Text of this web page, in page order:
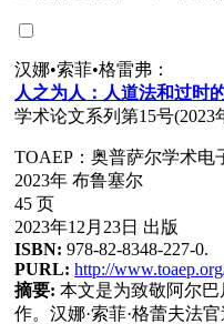
汉娜•索菲•格雷弗：
人之为人：人道法和过时
学术论文系列第15号(2023
TOAEP：奥普萨尔学术电
2023年 布鲁塞尔
45 页
2023年12月23日 出版
ISBN: 978-82-8348-227-0.
PURL: http://
摘要: 本文是为致敬阿尔
作。汉娜·索菲·格蕾夫法